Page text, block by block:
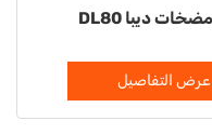
عرض التفاصيل